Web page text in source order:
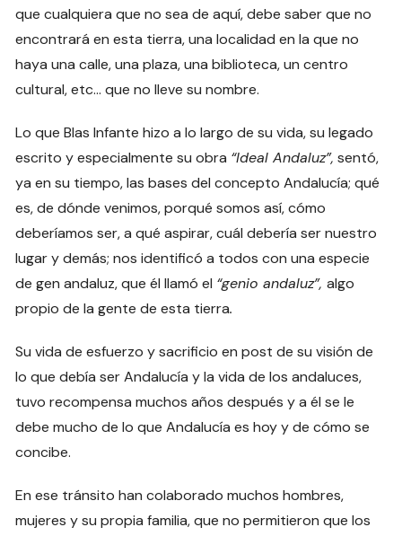
que cualquiera que no sea de aquí, debe saber que no
encontrará en esta tierra, una localidad en la que no
haya una calle, una plaza, una biblioteca, un centro
cultural, etc… que no lleve su nombre.
Lo que Blas Infante hizo a lo largo de su vida, su legado
escrito y especialmente su obra “Ideal Andaluz”, sentó,
ya en su tiempo, las bases del concepto Andalucía; qué
es, de dónde venimos, porqué somos así, cómo
deberíamos ser, a qué aspirar, cuál debería ser nuestro
lugar y demás; nos identificó a todos con una especie
de gen andaluz, que él llamó el “genio andaluz”,algo
propio de la gente de esta tierra.
Su vida de esfuerzo y sacrificio en post de su visión de
lo que debía ser Andalucía y la vida de los andaluces,
tuvo recompensa muchos años después y a él se le
debe mucho de lo que Andalucía es hoy y de cómo se
concibe.
En ese tránsito han colaborado muchos hombres,
mujeres y su propia familia, que no permitieron que los